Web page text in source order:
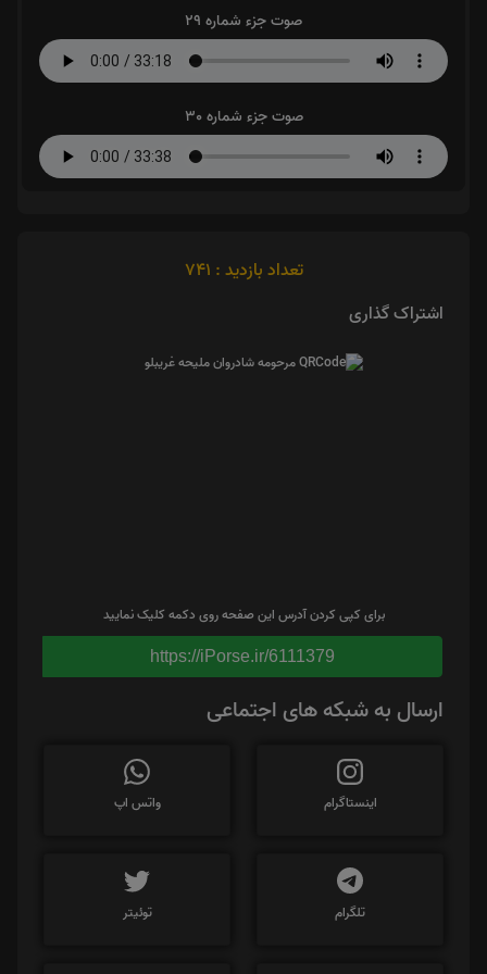
صوت جزء شماره 29
صوت جزء شماره 30
تعداد بازدید : 741
اشتراک گذاری
برای کپی کردن آدرس این صفحه روی دکمه کلیک نمایید
https://iPorse.ir/6111379
ارسال به شبکه های اجتماعی
اینستاگرام واتس اپ
تلگرام توئیتر